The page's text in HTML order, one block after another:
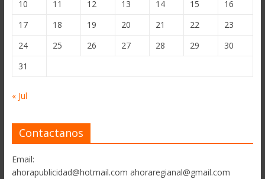
10
11 12 13 14 15
16
17
18 19 20 21 22
23
24
25 26 27 28 29
30
31
« Jul
Contactanos
Email:
ahorapublicidad@hotmail.com ahoraregianal@gmail.com